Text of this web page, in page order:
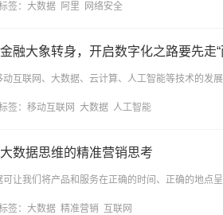
签： 大数据 阿里 网络安全
融大象转身，开启数字化之路要先走“
动互联网、大数据、云计算、人工智能等技术的发
签： 移动互联网 大数据 人工智能
数据思维的精准营销思考
可让我们将产品和服务在正确的时间、正确的地点
签： 大数据 精准营销 互联网